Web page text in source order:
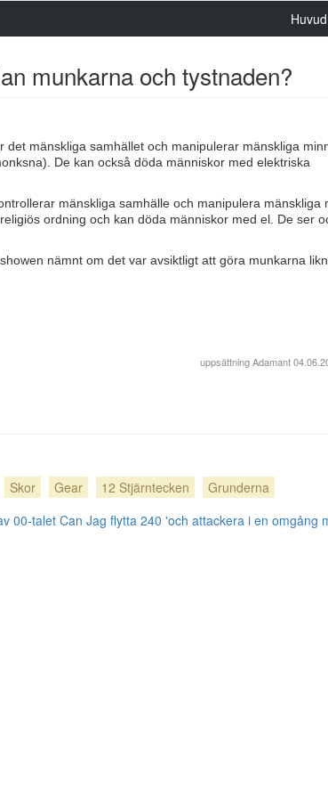
Huvud
munkarna och tystnaden?
mänskliga samhället och manipulerar mänskliga
De kan också döda människor med elektriska
mänskliga samhälle och manipulera mänskliga
ordning och kan döda människor med el. De ser
nämnt om det var avsiktligt att göra munkarna
uppsättningAdamant
Skor Gear 12 Stjärntecken
Grunderna
00-taletCan Jag flytta 240 'och attackera i en omgång